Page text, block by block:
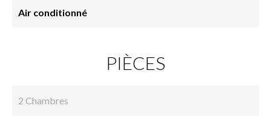
Air conditionné
PIÈCES
2 Chambres